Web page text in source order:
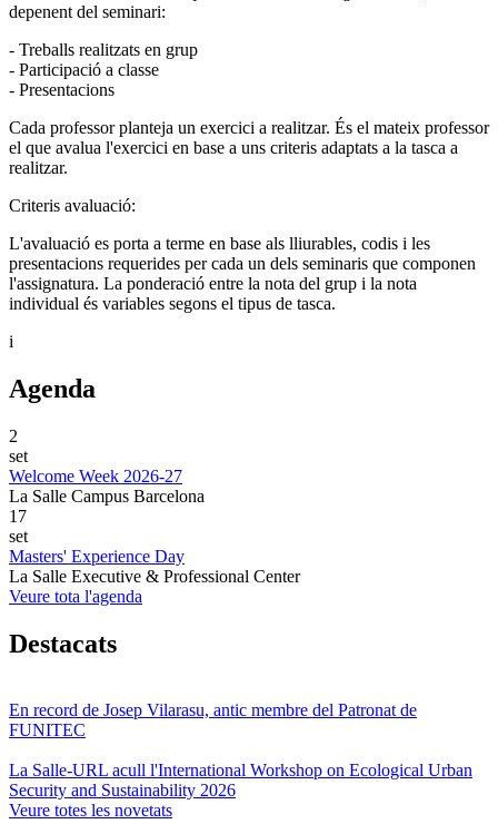
depenent del seminari:
- Treballs realitzats en grup
- Participació a classe
- Presentacions
Cada professor planteja un exercici a realitzar. És el mateix professor
el que avalua l'exercici en base a uns criteris adaptats a la tasca a
realitzar.
Criteris avaluació:
L'avaluació es porta a terme en base als lliurables, codis i les
presentacions requerides per cada un dels seminaris que componen
l'assignatura. La ponderació entre la nota del grup i la nota
individual és variables segons el tipus de tasca.
i
Agenda
2
set
Welcome Week 2026-27
La Salle Campus Barcelona
17
set
Masters' Experience Day
La Salle Executive & Professional Center
Veure tota l'agenda
Destacats
En record de Josep Vilarasu, antic membre del Patronat de
FUNITEC
La Salle-URL acull l'International Workshop on Ecological Urban
Security and Sustainability 2026
Veure totes les novetats